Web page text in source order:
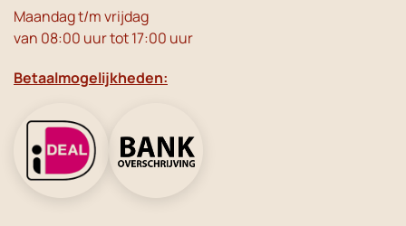
Maandag t/m vrijdag
van 08:00 uur tot 17:00 uur
Betaalmogelijkheden: